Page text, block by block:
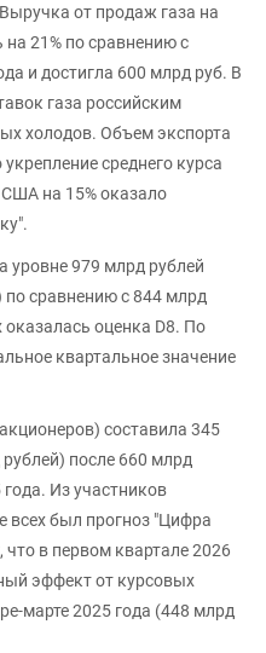
от продаж газа на
21% по сравнению с
и достигла 600 млрд руб. В
газа российским
холодов. Объем экспорта
среднего курса
на 15% оказало
уровне 979 млрд рублей
по сравнению с 844 млрд
оказалась оценка D8. По
квартальное значение
составила 345
после 660 млрд
Из участников
всех был прогноз "Цифра
в первом квартале 2026
эффект от курсовых
марте 2025 года (448 млрд